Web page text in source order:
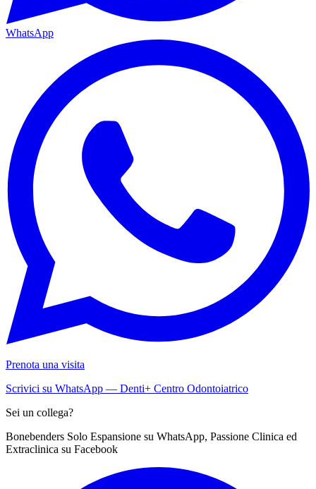
WhatsApp
Prenota una visita
Scrivici su WhatsApp — Denti+ Centro Odontoiatrico
Sei un collega?
Bonebenders Solo Espansione su WhatsApp, Passione Clinica ed
Extraclinica su Facebook